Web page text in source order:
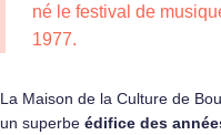
né le festival de
1977.
La Maison de la Culture de
un superbe édifice des